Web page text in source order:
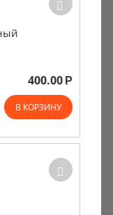
400.00 Р
В КОРЗИНУ